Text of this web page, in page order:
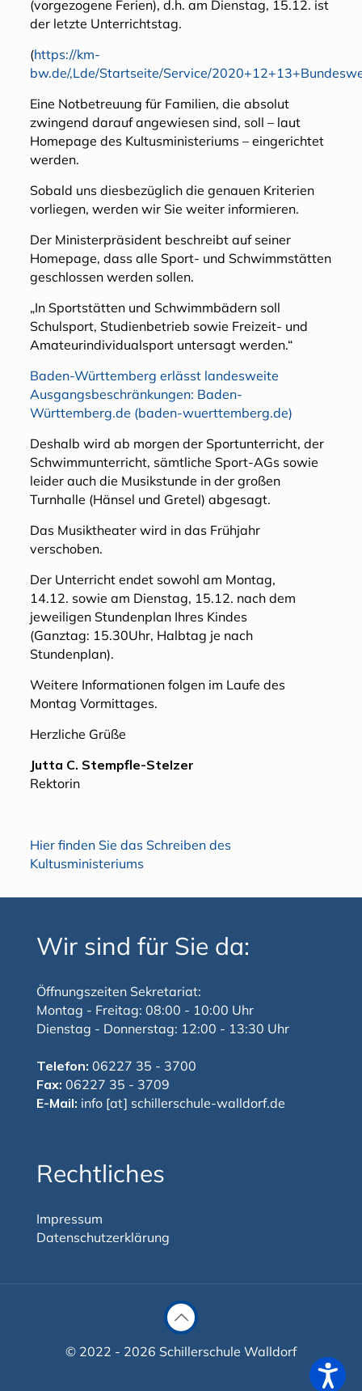
(vorgezogene Ferien), d.h. am Dienstag, 15.12. ist
der letzte Unterrichtstag.
(https://km-
bw.de/,Lde/Startseite/Service/
Eine Notbetreuung für Familien, die absolut
zwingend darauf angewiesen sind, soll – laut
Homepage des Kultusministeriums – eingerichtet
werden.
Sobald uns diesbezüglich die genauen Kriterien
vorliegen, werden wir Sie weiter informieren.
Der Ministerpräsident beschreibt auf seiner
Homepage, dass alle Sport- und Schwimmstätten
geschlossen werden sollen.
„In Sportstätten und Schwimmbädern soll
Schulsport, Studienbetrieb sowie Freizeit- und
Amateurindividualsport untersagt werden.“
Baden-Württemberg erlässt landesweite
Ausgangsbeschränkungen: Baden-
Württemberg.de (baden-wuerttemberg.de)
Deshalb wird ab morgen der Sportunterricht, der
Schwimmunterricht, sämtliche Sport-AGs sowie
leider auch die Musikstunde in der großen
Turnhalle (Hänsel und Gretel) abgesagt.
Das Musiktheater wird in das Frühjahr
verschoben.
Der Unterricht endet sowohl am Montag,
14.12. sowie am Dienstag, 15.12. nach dem
jeweiligen Stundenplan Ihres Kindes
(Ganztag: 15.30Uhr, Halbtag je nach
Stundenplan).
Weitere Informationen folgen im Laufe des
Montag Vormittages.
Herzliche Grüße
Jutta C. Stempfle-Stelzer
Rektorin
Hier finden Sie das Schreiben des
Kultusministeriums
Wir sind für Sie da:
Öffnungszeiten Sekretariat:
Montag - Freitag: 08:00 - 10:00 Uhr
Dienstag - Donnerstag: 12:00 - 13:30 Uhr
Telefon: 06227 35 - 3700
Fax: 06227 35 - 3709
E-Mail: info [at] schillerschule-walldorf.de
Rechtliches
Impressum
Datenschutzerklärung
© 2022 - 2026 Schillerschule Walldorf